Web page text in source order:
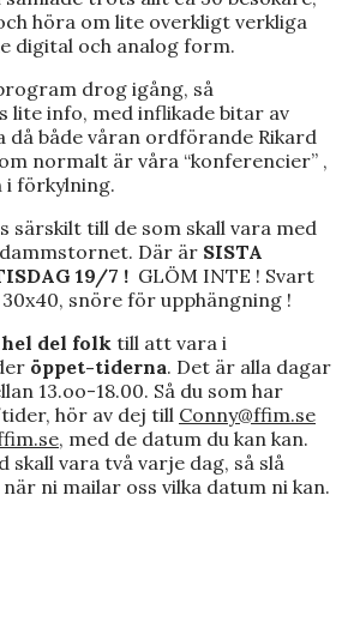
höra om lite overkligt verkliga
digital och analog form.
drog igång, så
lite info, med inflikade bitar av
både våran ordförande Rikard
normalt är våra “konferencier” ,
i förkylning.
särskilt till de som skall vara med
Där är SISTA
19/7 ! GLÖM INTE ! Svart
snöre för upphängning !
hel del folk till att vara i
öppet-tiderna. Det är alla dagar
13.oo-18.00. Så du som har
hör av dej till Conny@ffim.se
, med de datum du kan kan.
skall vara två varje dag, så slå
ni mailar oss vilka datum ni kan.